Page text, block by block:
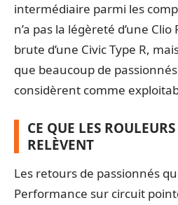
intermédiaire parmi les
n’a pas la légèreté d’une
brute d’une Civic Type R,
que beaucoup de
considèrent comme
CE QUE LES
RELÈVENT
Les retours de passionnés
Performance sur circuit